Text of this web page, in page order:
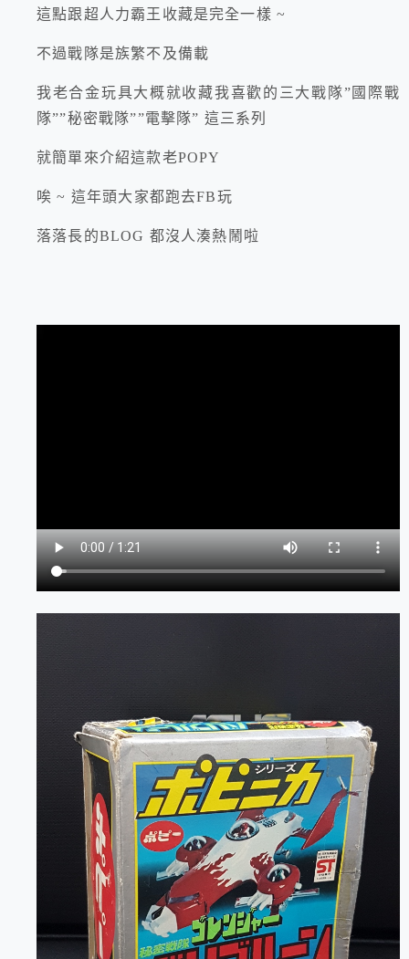
這點跟超人力霸王收藏是完全一樣 ~
不過戰隊是族繁不及備載
我老合金玩具大概就收藏我喜歡的三大戰隊”國際戰
隊””秘密戰隊””電擊隊” 這三系列
就簡單來介紹這款老POPY
唉 ~ 這年頭大家都跑去FB玩
落落長的BLOG 都沒人湊熱鬧啦